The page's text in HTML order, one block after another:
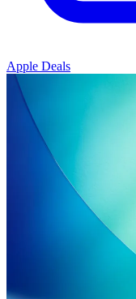
Apple Deals